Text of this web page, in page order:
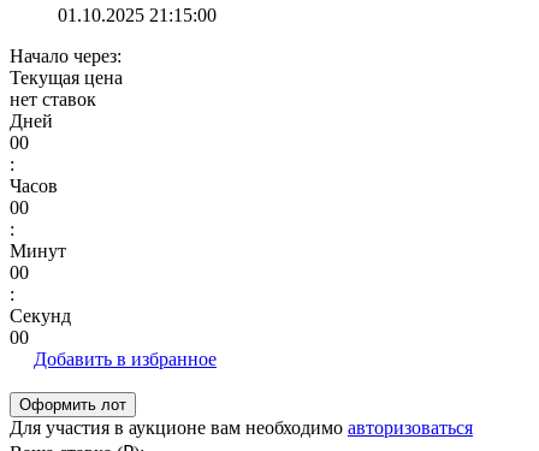
01.10.2025 21:15:00
Начало через:
Текущая цена
нет ставок
Дней
00
:
Часов
00
:
Минут
00
:
Секунд
00
Добавить в избранное
Для участия в аукционе вам необходимо авторизоваться